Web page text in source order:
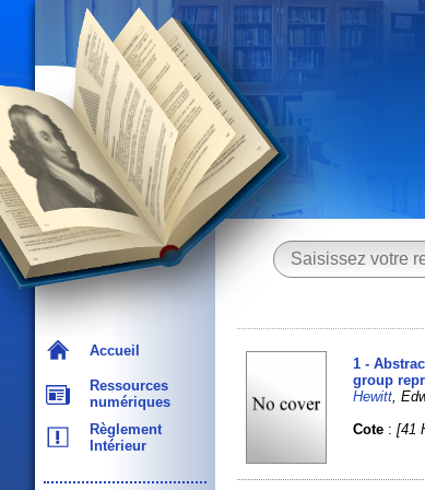
Accueil
Ressources
numériques
Règlement
Intérieur
1 -
group
Hewitt ,
Cote :[41